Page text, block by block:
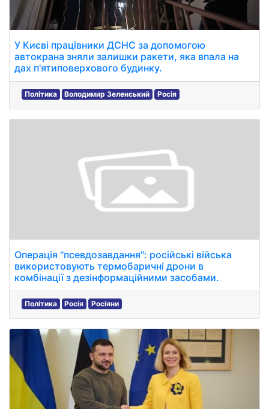
У Києві працівники ДСНС за допомогою
автокрана зняли залишки ракети, яка впала на
дах п'ятиповерхового будинку.
Політика Володимир Зеленський Росія
Операція "псевдозавдання": російські війська
використовують термобаричні дрони в
комбінації з дезінформаційними засобами.
Політика Росія Росіяни